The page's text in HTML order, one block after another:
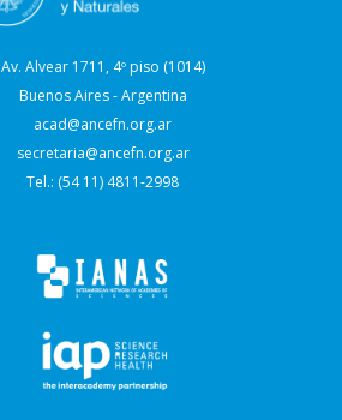
Av. Alvear 1711, 4º piso (1014)
Buenos Aires - Argentina
acad@ancefn.org.ar
secretaria@ancefn.org.ar
Tel.: (54 11) 4811-2998